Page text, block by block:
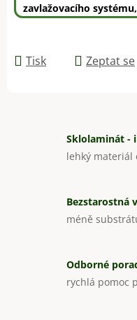
zavlažovacího
Tisk Zeptat se
Sklolaminát -
lehký materiál
Bezstarostná
méně
Odborné
rychlá pomoc